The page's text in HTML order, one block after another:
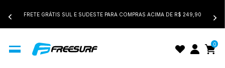
FRETE GRÁTIS SUL E SUDESTE PARA COMPRAS ACIMA DE R$ 249,90
0